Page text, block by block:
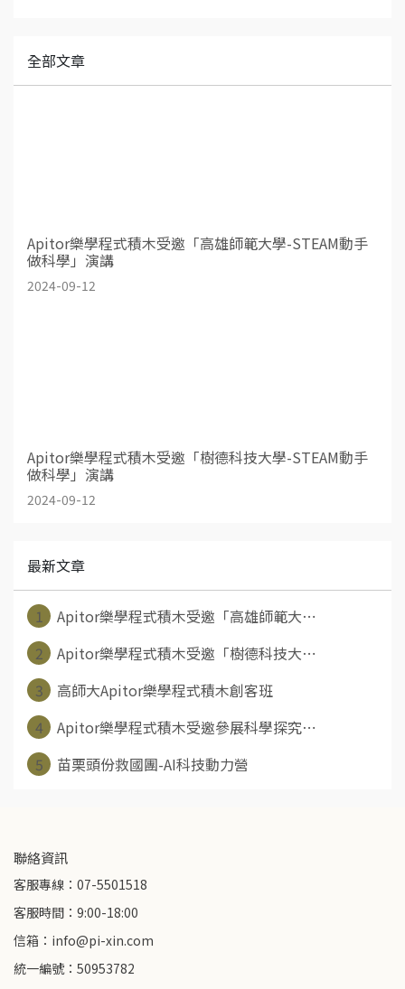
全部文章
Apitor樂學程式積木受邀「高雄師範大學-STEAM動手
做科學」演講
2024-09-12
Apitor樂學程式積木受邀「樹德科技大學-STEAM動手
做科學」演講
2024-09-12
最新文章
1
Apitor樂學程式積木受邀「高雄師範大⋯
2
Apitor樂學程式積木受邀「樹德科技大⋯
3
高師大Apitor樂學程式積木創客班
4
Apitor樂學程式積木受邀參展科學探究⋯
5
苗栗頭份救國團-AI科技動力營
聯絡資訊
客服專線：07-5501518
客服時間：9:00-18:00
信箱：info@pi-xin.com
統一編號：50953782